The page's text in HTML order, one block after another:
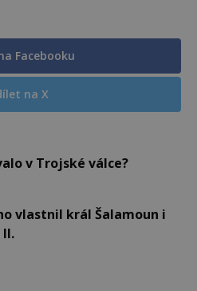
Facebooku
na X
v Trojské válce?
vlastnil král Šalamoun i